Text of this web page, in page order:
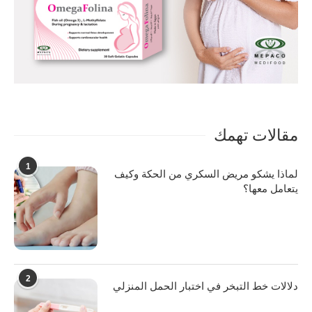
مقالات تهمك
1
لماذا يشكو مريض السكري من الحكة وكيف
يتعامل معها؟
2
دلالات خط التبخر في اختبار الحمل المنزلي